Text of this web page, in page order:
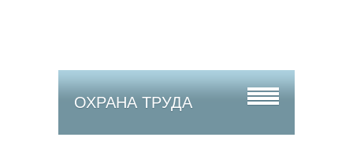
ОХРАНА ТРУДА